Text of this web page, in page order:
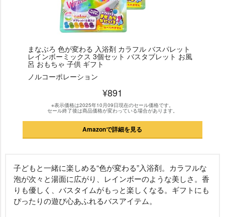
まなぶろ 色が変わる 入浴剤 カラフル バスパレット
レインボーミックス 3個セット バスタブレット お風
呂 おもちゃ 子供 ギフト
ノルコーポレーション
¥891
※表示価格は2025年10月09日現在のセール価格です。
セール終了後は商品価格が変わっている場合があります。
Amazonで詳細を見る
子どもと一緒に楽しめる“色が変わる”入浴剤。カラフルな
泡が次々と湯面に広がり、レインボーのような美しさ。香
りも優しく、バスタイムがもっと楽しくなる。ギフトにも
ぴったりの遊び心あふれるバスアイテム。